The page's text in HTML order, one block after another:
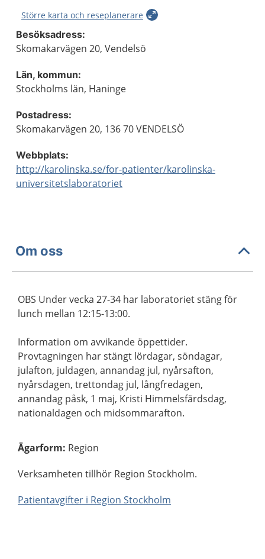
Större karta och reseplanerare
Besöksadress:
Skomakarvägen 20, Vendelsö
Län, kommun:
Stockholms län, Haninge
Postadress:
Skomakarvägen 20, 136 70 VENDELSÖ
Webbplats:
http://karolinska.se/for-patienter/karolinska-
universitetslaboratoriet
Om oss
OBS Under vecka 27-34 har laboratoriet stäng för
lunch mellan 12:15-13:00.
Information om avvikande öppettider.
Provtagningen har stängt lördagar, söndagar,
julafton, juldagen, annandag jul, nyårsafton,
nyårsdagen, trettondag jul, långfredagen,
annandag påsk, 1 maj, Kristi Himmelsfärdsdag,
nationaldagen och midsommarafton.
Ägarform: Region
Verksamheten tillhör Region Stockholm.
Patientavgifter i Region Stockholm